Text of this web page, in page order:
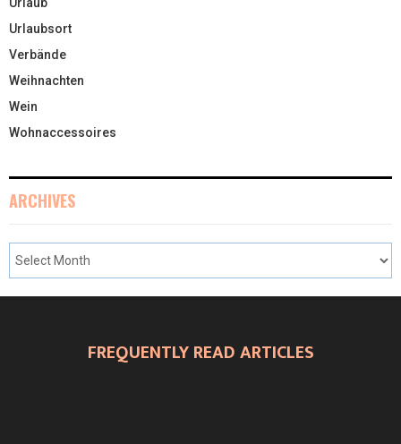
Urlaubsort
Verbände
Weihnachten
Wein
Wohnaccessoires
ARCHIVES
FREQUENTLY READ ARTICLES